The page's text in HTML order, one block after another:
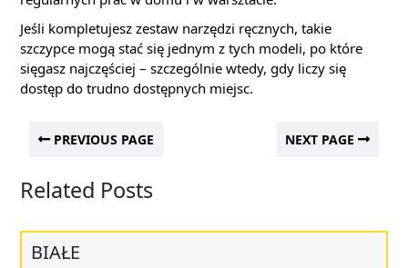
Jeśli kompletujesz zestaw narzędzi ręcznych, takie
szczypce mogą stać się jednym z tych modeli, po które
sięgasz najczęściej – szczególnie wtedy, gdy liczy się
dostęp do trudno dostępnych miejsc.
PREVIOUS PAGE NEXT PAGE
Related Posts
BIAŁE